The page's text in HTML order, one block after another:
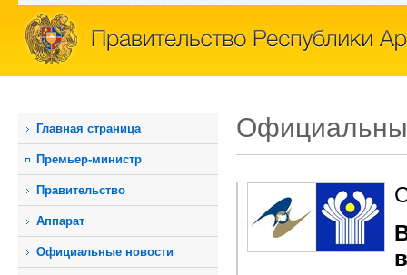
Главная страница
Премьер-министр
Правительство
Аппарат
Официальные новости